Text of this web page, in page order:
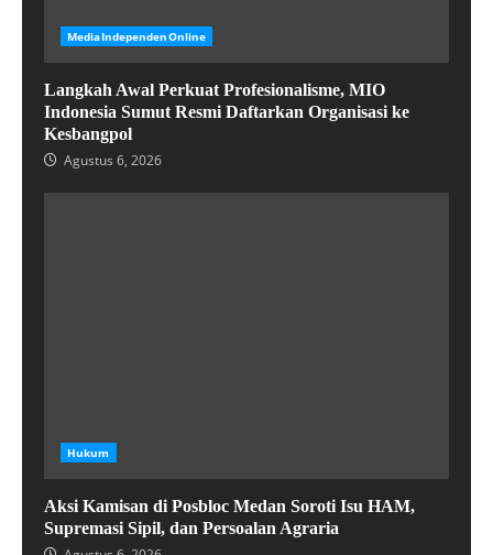
MediaIndependenOnline
Langkah Awal Perkuat Profesionalisme, MIO
Indonesia Sumut Resmi Daftarkan Organisasi ke
Kesbangpol
Agustus 6, 2026
Hukum
Aksi Kamisan di Posbloc Medan Soroti Isu HAM,
Supremasi Sipil, dan Persoalan Agraria